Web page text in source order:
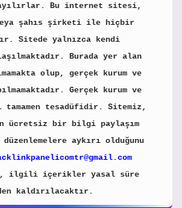
Bu internet sitesi,
şahıs şirketi ile hiçbir
Sitede yalnızca kendi
Burada yer alan
olup, gerçek kurum ve
Gerçek kurum ve
tesadüfidir. Sitemiz,
ücretsiz bir bilgi paylaşım
aykırı olduğunu
ilgili içerikler yasal süre
kaldırılacaktır.